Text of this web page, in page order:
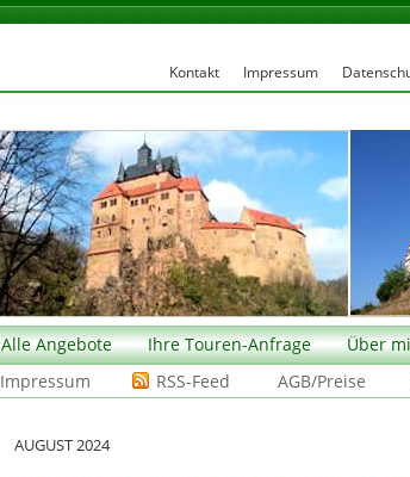
Alle Angebote Ihre Touren-Anfrage Über
Impressum RSS-Feed AGB/Preise
AUGUST 2024
Kontakt Impressum